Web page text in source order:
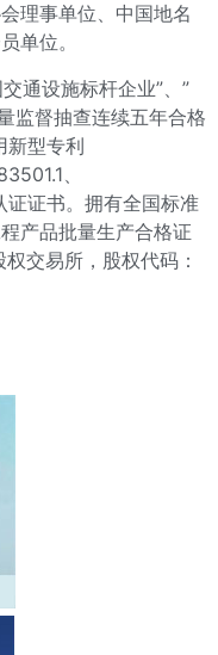
理事单位、中国地名
单位。
通设施标杆企业”、”
监督抽查连续五年合格
新型专利
、
证证书。拥有全国标准
产品批量生产合格证
交易所，股权代码：